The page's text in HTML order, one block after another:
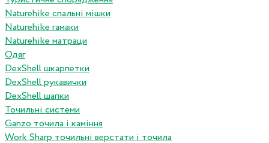
Naturehike спальні мішки
Naturehike гамаки
Naturehike матраци
Одяг
DexShell шкарпетки
DexShell рукавички
DexShell шапки
Точильні системи
Ganzo точила і каміння
Work Sharp точильні верстати і точила